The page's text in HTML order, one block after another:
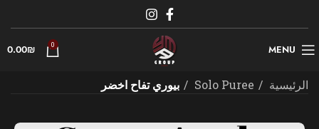
MENU
0
0.00₪
الرئيسية Solo Puree بيوري تفاح اخضر